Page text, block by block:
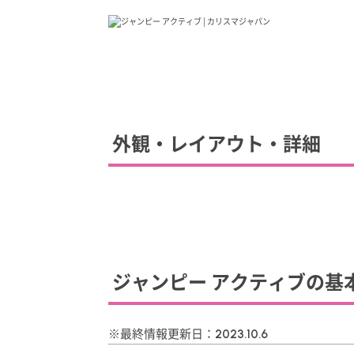
外観・レイアウト・詳細
ジャンピー アクティブの基
※最終情報更新日： 2023.10.6